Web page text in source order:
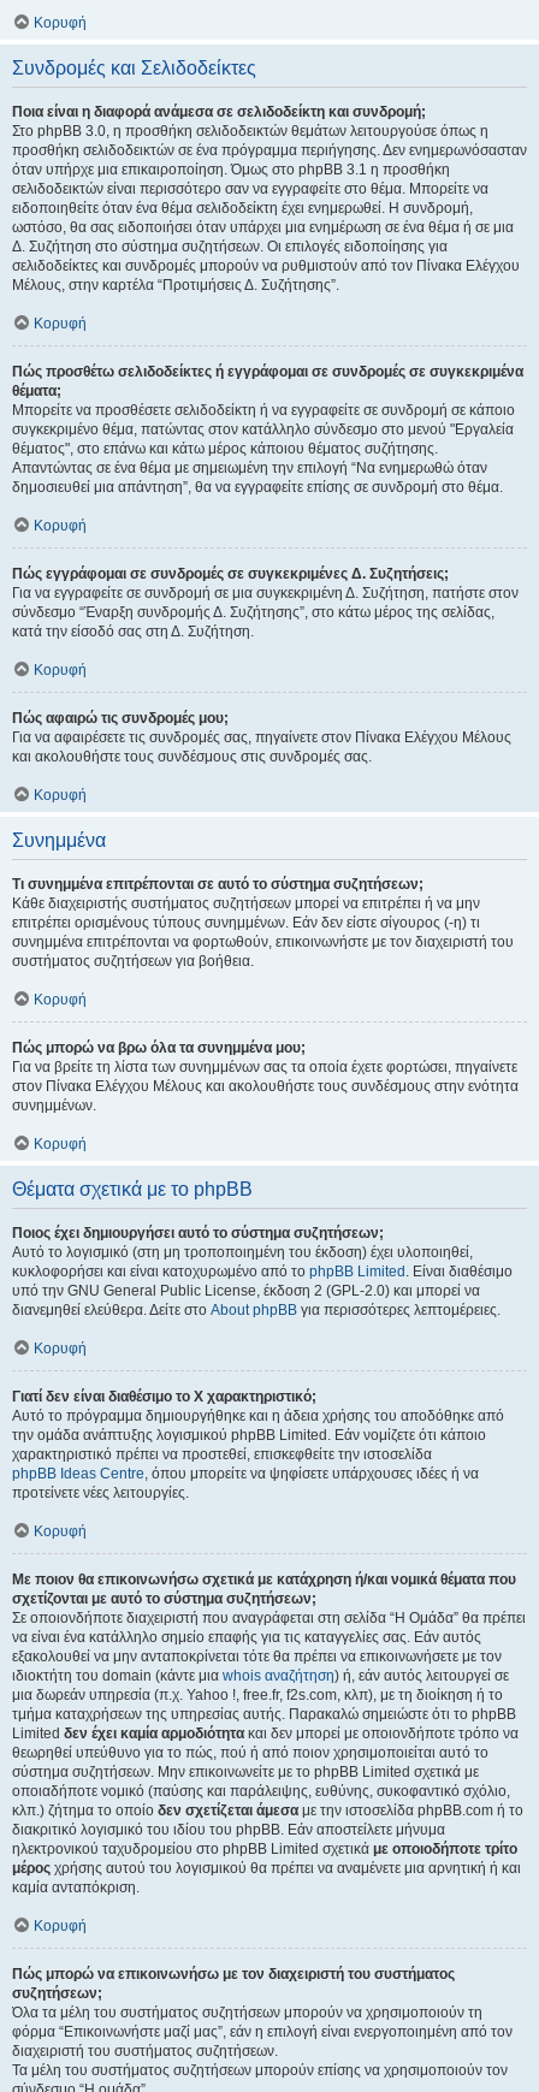
Κορυφή
Συνδρομές και Σελιδοδείκτες
Ποια είναι η διαφορά ανάμεσα σε σελιδοδείκτη και συνδρομή;
Στο phpBB 3.0, η προσθήκη σελιδοδεικτών θεμάτων λειτουργούσε όπως η
προσθήκη σελιδοδεικτών σε ένα πρόγραμμα περιήγησης. Δεν ενημερωνόσασταν
όταν υπήρχε μια επικαιροποίηση. Όμως στο phpBB 3.1 η προσθήκη
σελιδοδεικτών είναι περισσότερο σαν να εγγραφείτε στο θέμα. Μπορείτε να
ειδοποιηθείτε όταν ένα θέμα σελιδοδείκτη έχει ενημερωθεί. Η συνδρομή,
ωστόσο, θα σας ειδοποιήσει όταν υπάρχει μια ενημέρωση σε ένα θέμα ή σε μια
Δ. Συζήτηση στο σύστημα συζητήσεων. Οι επιλογές ειδοποίησης για
σελιδοδείκτες και συνδρομές μπορούν να ρυθμιστούν από τον Πίνακα Ελέγχου
Μέλους, στην καρτέλα “Προτιμήσεις Δ. Συζήτησης”.
Κορυφή
Πώς προσθέτω σελιδοδείκτες ή εγγράφομαι σε συνδρομές σε συγκεκριμένα
θέματα;
Μπορείτε να προσθέσετε σελιδοδείκτη ή να εγγραφείτε σε συνδρομή σε κάποιο
συγκεκριμένο θέμα, πατώντας στον κατάλληλο σύνδεσμο στο μενού "Εργαλεία
θέματος", στο επάνω και κάτω μέρος κάποιου θέματος συζήτησης.
Απαντώντας σε ένα θέμα με σημειωμένη την επιλογή “Να ενημερωθώ όταν
δημοσιευθεί μια απάντηση”, θα να εγγραφείτε επίσης σε συνδρομή στο θέμα.
Κορυφή
Πώς εγγράφομαι σε συνδρομές σε συγκεκριμένες Δ. Συζητήσεις;
Για να εγγραφείτε σε συνδρομή σε μια συγκεκριμένη Δ. Συζήτηση, πατήστε στον
σύνδεσμο “Έναρξη συνδρομής Δ. Συζήτησης”, στο κάτω μέρος της σελίδας,
κατά την είσοδό σας στη Δ. Συζήτηση.
Κορυφή
Πώς αφαιρώ τις συνδρομές μου;
Για να αφαιρέσετε τις συνδρομές σας, πηγαίνετε στον Πίνακα Ελέγχου Μέλους
και ακολουθήστε τους συνδέσμους στις συνδρομές σας.
Κορυφή
Συνημμένα
Τι συνημμένα επιτρέπονται σε αυτό το σύστημα συζητήσεων;
Κάθε διαχειριστής συστήματος συζητήσεων μπορεί να επιτρέπει ή να μην
επιτρέπει ορισμένους τύπους συνημμένων. Εάν δεν είστε σίγουρος (-η) τι
συνημμένα επιτρέπονται να φορτωθούν, επικοινωνήστε με τον διαχειριστή του
συστήματος συζητήσεων για βοήθεια.
Κορυφή
Πώς μπορώ να βρω όλα τα συνημμένα μου;
Για να βρείτε τη λίστα των συνημμένων σας τα οποία έχετε φορτώσει, πηγαίνετε
στον Πίνακα Ελέγχου Μέλους και ακολουθήστε τους συνδέσμους στην ενότητα
συνημμένων.
Κορυφή
Θέματα σχετικά με το phpBB
Ποιος έχει δημιουργήσει αυτό το σύστημα συζητήσεων;
Αυτό το λογισμικό (στη μη τροποποιημένη του έκδοση) έχει υλοποιηθεί,
κυκλοφορήσει και είναι κατοχυρωμένο από το phpBB Limited . Είναι διαθέσιμο
υπό την GNU General Public License, έκδοση 2 (GPL-2.0) και μπορεί να
διανεμηθεί ελεύθερα. Δείτε στο About phpBB για περισσότερες λεπτομέρειες.
Κορυφή
Γιατί δεν είναι διαθέσιμο το Χ χαρακτηριστικό;
Αυτό το πρόγραμμα δημιουργήθηκε και η άδεια χρήσης του αποδόθηκε από
την ομάδα ανάπτυξης λογισμικού phpBB Limited. Εάν νομίζετε ότι κάποιο
χαρακτηριστικό πρέπει να προστεθεί, επισκεφθείτε την ιστοσελίδα
phpBB Ideas Centre, όπου μπορείτε να ψηφίσετε υπάρχουσες ιδέες ή να
προτείνετε νέες λειτουργίες.
Κορυφή
Με ποιον θα επικοινωνήσω σχετικά με κατάχρηση ή/και νομικά θέματα που
σχετίζονται με αυτό το σύστημα συζητήσεων;
Σε οποιονδήποτε διαχειριστή που αναγράφεται στη σελίδα “Η Ομάδα” θα πρέπει
να είναι ένα κατάλληλο σημείο επαφής για τις καταγγελίες σας. Εάν αυτός
εξακολουθεί να μην ανταποκρίνεται τότε θα πρέπει να επικοινωνήσετε με τον
ιδιοκτήτη του domain (κάντε μια whois αναζήτηση) ή, εάν αυτός λειτουργεί σε
μια δωρεάν υπηρεσία (π.χ. Yahoo !, free.fr, f2s.com, κλπ), με τη διοίκηση ή το
τμήμα καταχρήσεων της υπηρεσίας αυτής. Παρακαλώ σημειώστε ότι το phpBB
Limited δεν έχει καμία αρμοδιότητα και δεν μπορεί με οποιονδήποτε τρόπο να
θεωρηθεί υπεύθυνο για το πώς, πού ή από ποιον χρησιμοποιείται αυτό το
σύστημα συζητήσεων. Μην επικοινωνείτε με το phpBB Limited σχετικά με
οποιαδήποτε νομικό (παύσης και παράλειψης, ευθύνης, συκοφαντικό σχόλιο,
κλπ.) ζήτημα το οποίο δεν σχετίζεται άμεσα με την ιστοσελίδα phpBB.com ή το
διακριτικό λογισμικό του ιδίου του phpBB. Εάν αποστείλετε μήνυμα
ηλεκτρονικού ταχυδρομείου στο phpBB Limited σχετικά με οποιοδήποτε τρίτο
μέρος χρήσης αυτού του λογισμικού θα πρέπει να αναμένετε μια αρνητική ή και
καμία ανταπόκριση.
Κορυφή
Πώς μπορώ να επικοινωνήσω με τον διαχειριστή του συστήματος
συζητήσεων;
Όλα τα μέλη του συστήματος συζητήσεων μπορούν να χρησιμοποιούν τη
φόρμα “Επικοινωνήστε μαζί μας”, εάν η επιλογή είναι ενεργοποιημένη από τον
διαχειριστή του συστήματος συζητήσεων.
Τα μέλη του συστήματος συζητήσεων μπορούν επίσης να χρησιμοποιούν τον